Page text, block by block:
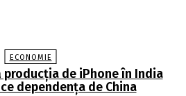
ECONOMIE
producția de iPhone în India
dependența de China